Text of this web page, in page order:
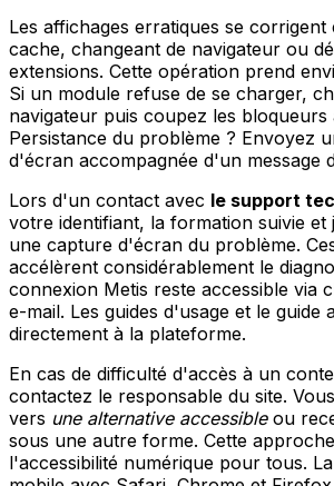
Les affichages erratiques se corrigent
cache, changeant de navigateur ou
extensions. Cette opération prend
Si un module refuse de se charger,
navigateur puis coupez les bloqueurs
Persistance du problème ? Envoyez
d'écran accompagnée d'un message
Lors d'un contact avec le support
votre identifiant, la formation suivie et
une capture d'écran du problème.
accélèrent considérablement le
connexion Metis reste accessible via
e-mail. Les guides d'usage et le guide
directement à la plateforme.
En cas de difficulté d'accès à un
contactez le responsable du site.
vers une alternative accessibleou
sous une autre forme. Cette
l'accessibilité numérique pour tous.